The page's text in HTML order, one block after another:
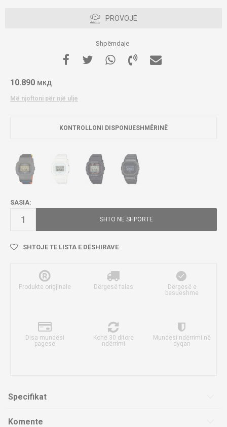
PROVOJE
Shpërndaje
10.890 МКД
Më njoftoni për një ulje
KONTROLLONI DISPONUESHMËRINË
SASIA:
SHTO NË SHPORTË
SHTOJE TE LISTA E DËSHIRAVE
Produkte origjinale Dërgesë falas
Dërgesë e
besueshme
Disa mundësi
pagese
Kohë 30 ditore
ndërrimi
Mundësi ndërrimi në
dyqan
Specifikat
Komente